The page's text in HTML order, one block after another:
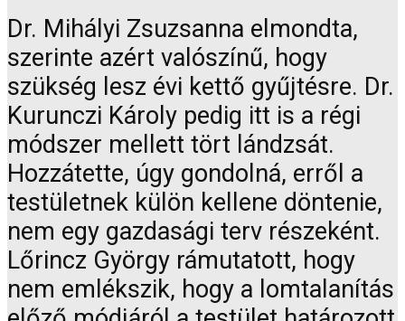
Dr. Mihályi Zsuzsanna elmondta,
szerinte azért valószínű, hogy
szükség lesz évi kettő gyűjtésre. Dr.
Kurunczi Károly pedig itt is a régi
módszer mellett tört lándzsát.
Hozzátette, úgy gondolná, erről a
testületnek külön kellene döntenie,
nem egy gazdasági terv részeként.
Lőrincz György rámutatott, hogy
nem emlékszik, hogy a lomtalanítás